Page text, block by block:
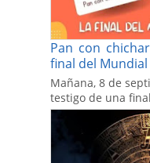
Pan con
final del
Mañana, 8 de
testigo de una